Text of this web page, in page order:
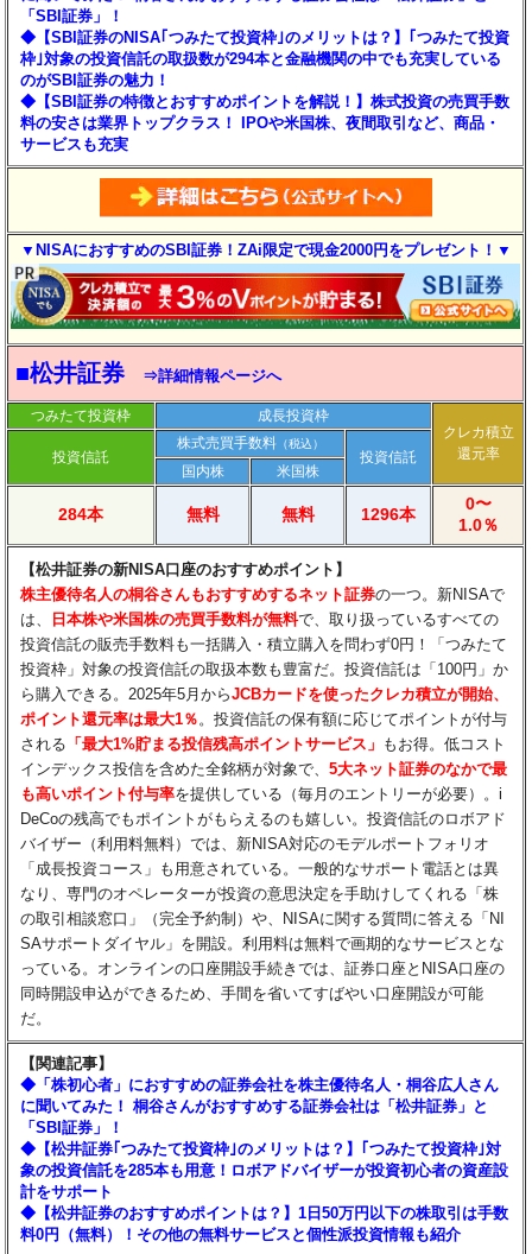
「SBI証券」！
◆【SBI証券のNISA｢つみたて投資枠｣のメリットは？】｢つみたて投資
枠｣対象の投資信託の取扱数が294本と金融機関の中でも充実している
のがSBI証券の魅力！
◆【SBI証券の特徴とおすすめポイントを解説！】株式投資の売買手数
料の安さは業界トップクラス！ IPOや米国株、夜間取引など、商品・
サービスも充実
▼NISAにおすすめのSBI証券！ZAi限定で現金2000円をプレゼント！▼
■松井証券 ⇒詳細情報ページへ
つみたて投資枠
成長投資枠
クレカ積立
還元率
投資信託
株式売買手数料（税込）
投資信託
国内株
米国株
284本 無料 無料 1296本
0〜
1.0％
【松井証券の新NISA口座のおすすめポイント】
​株主優待名人の桐谷さんもおすすめするネット証券の一つ。新NISAで
は、
日本株や米国株の売買手数料が無料で、取り扱っているすべての
投資信託の販売手数料も一括購入・積立購入を問わず0円！「つみたて
投資枠」対象の投資信託の取扱本数も豊富だ。投資信託は「100円」か
ら購入できる。2025年5月からJCBカードを使ったクレカ積立が開始、
ポイント還元率は最大1％ 。投資信託の保有額に応じてポイントが付与
される 「最大1%貯まる投信残高ポイントサービス」 もお得。低コスト
インデックス投信を含めた全銘柄が対象で、5大ネット証券のなかで最
も高いポイント付与率を提供している（毎月のエントリーが必要）。i
DeCoの残高でもポイントがもらえるのも嬉しい。投資信託のロボアド
バイザー（利用料無料）では、新NISA対応のモデルポートフォリオ
「成長投資コース」も用意されている。一般的なサポート電話とは異
なり、専門のオペレーターが投資の意思決定を手助けしてくれる「株
の取引相談窓口」（完全予約制）や、NISAに関する質問に答える「NI
SAサポートダイヤル」を開設。利用料は無料で画期的なサービスとな
っている。オンラインの口座開設手続きでは、証券口座とNISA口座の
同時開設申込ができるため、手間を省いてすばやい口座開設が可能
だ。
【関連記事】
◆「株初心者」におすすめの証券会社を株主優待名人・桐谷広人さん
に聞いてみた！ 桐谷さんがおすすめする証券会社は「松井証券」と
「SBI証券」！
◆【松井証券｢つみたて投資枠｣のメリットは？】｢つみたて投資枠｣対
象の投資信託を285本も用意！ロボアドバイザーが投資初心者の資産設
計をサポート
◆【松井証券のおすすめポイントは？】1日50万円以下の株取引は手数
料0円（無料）！その他の無料サービスと個性派投資情報も紹介